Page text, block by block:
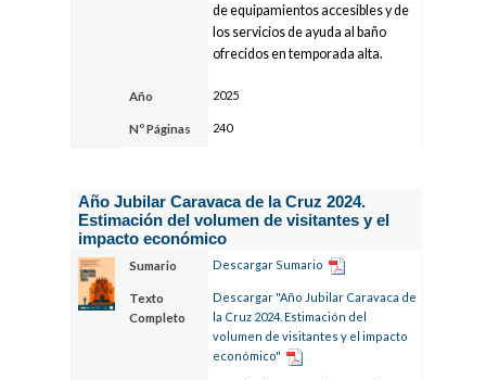
de equipamientos accesibles y de
los servicios de ayuda al baño
ofrecidos en temporada alta.
Año 2025
Nº Páginas 240
Año Jubilar Caravaca de la Cruz 2024.
Estimación del volumen de visitantes y el
impacto económico
Sumario Descargar Sumario
Texto
Completo
Descargar "Año Jubilar Caravaca de
la Cruz 2024. Estimación del
volumen de visitantes y el impacto
económico"